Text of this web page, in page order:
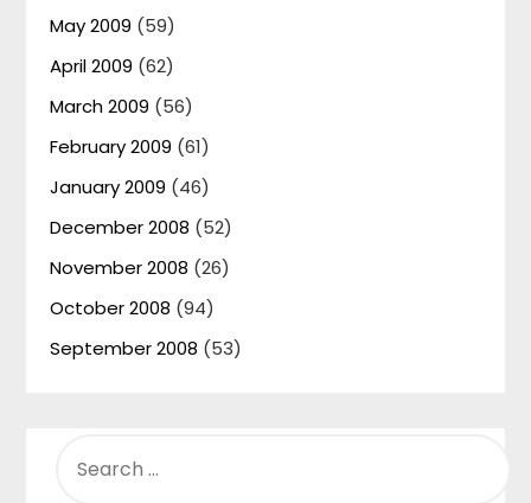
May 2009 (59)
April 2009 (62)
March 2009 (56)
February 2009 (61)
January 2009 (46)
December 2008 (52)
November 2008 (26)
October 2008 (94)
September 2008 (53)
FOR: